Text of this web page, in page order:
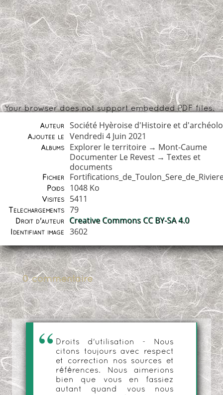
Your browser does not support embedded PDF files.
Auteur Société Hyèroise d'Histoire et
Ajoutée le Vendredi 4 Juin 2021
Albums Explorer le territoire → Mont-Caume
Documenter Le Revest → Textes et
documents
Fichier
Poids 1048 Ko
Visites 5411
Téléchargements 79
Droit d'auteur Creative Commons CC BY-SA 4.0
Identifiant image 3602
0 commentaire
Droits d'utilisation - Nous
citons toujours avec respect
et correction nos sources et
références. Nous aimerions
bien que vous en fassiez
autant quand vous nous